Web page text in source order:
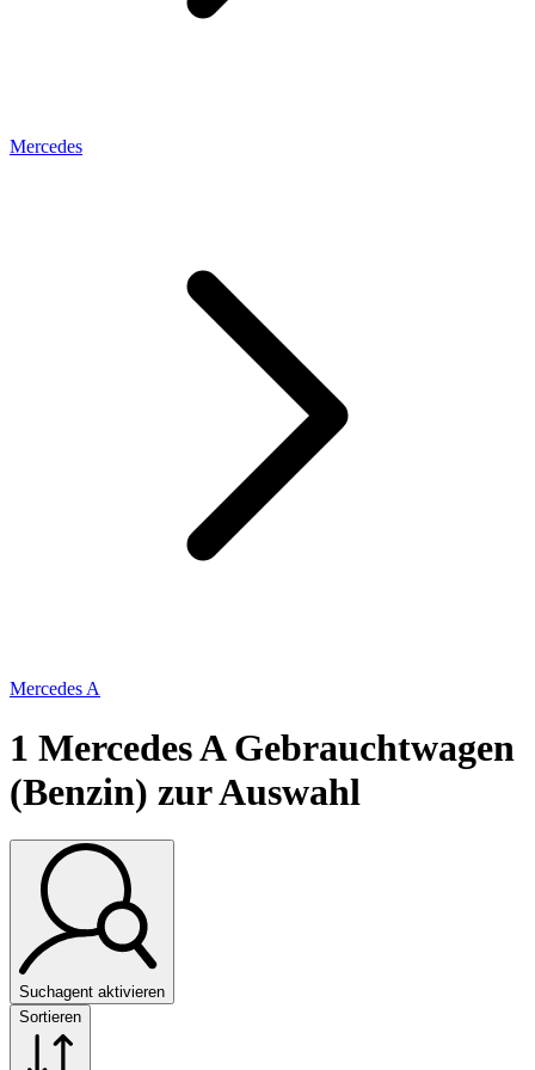
Mercedes
Mercedes A
1 Mercedes A Gebrauchtwagen
(Benzin) zur Auswahl
Suchagent aktivieren
Sortieren